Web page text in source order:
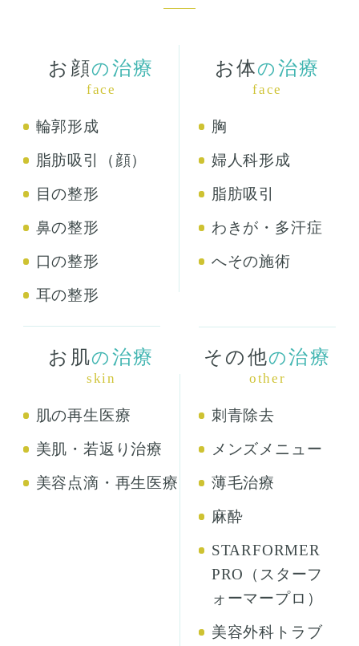
お顔の 治療
face
輪郭形成
脂肪吸引（顔）
目の整形
鼻の整形
口の整形
耳の整形
お体の 治療
face
胸
婦人科形成
脂肪吸引
わきが・多汗症
へその施術
お肌の 治療
skin
肌の再生医療
美肌・若返り治療
美容点滴・再生医療
その他の治療
other
刺青除去
メンズメニュー
薄毛治療
麻酔
STARFORMER
PRO（スターフ
ォーマープロ）
美容外科トラブ